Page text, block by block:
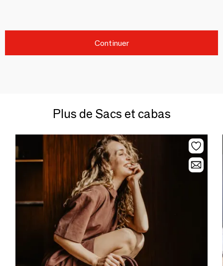
Continuer
Plus de Sacs et cabas